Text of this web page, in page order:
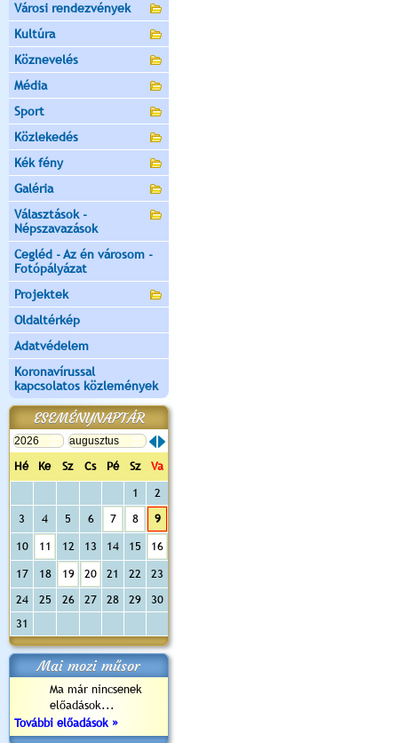
Városi rendezvények
Kultúra
Köznevelés
Média
Sport
Közlekedés
Kék fény
Galéria
Választások -
Népszavazások
Cegléd - Az én városom -
Fotópályázat
Projektek
Oldaltérkép
Adatvédelem
Koronavírussal
kapcsolatos közlemények
ESEMÉNYNAPTÁR
Hé Ke Sz Cs Pé Sz
Va
1
2
3
4 5 6 7 8 9
10 11 12 13 14 15 16
17 18 19 20 21 22
23
24
25 26 27 28 29
30
31
Mai mozi műsor
Ma már nincsenek
előadások...
További előadások »